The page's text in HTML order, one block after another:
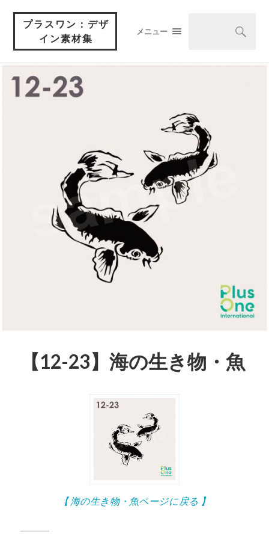
プラスワン：デザ
イン素材集
メニュー
【12-23】海の生き物・魚
【 海の生き物・魚ページに戻る 】